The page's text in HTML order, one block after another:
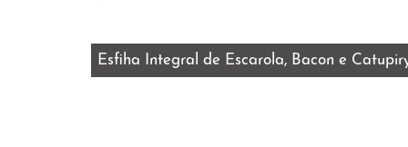
Esfiha Integral de Escarola, Bacon e